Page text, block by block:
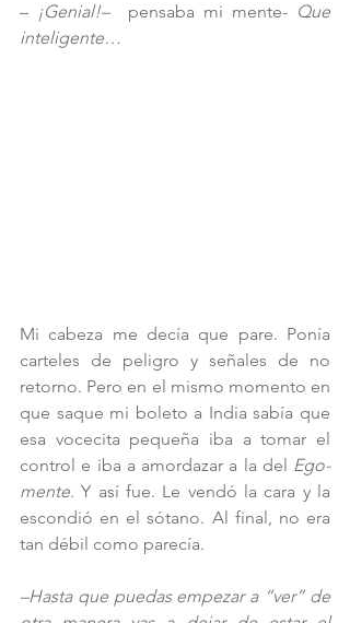
– ¡Genial!– pensaba mi mente- Que
inteligente…
Mi cabeza me decía que pare. Ponía
carteles de peligro y señales de no
retorno. Pero en el mismo momento en
que saque mi boleto a India sabía que
esa vocecita pequeña iba a tomar el
control e iba a amordazar a la del Ego-
mente. Y así fue. Le vendó la cara y la
escondió en el sótano. Al final, no era
tan débil como parecía.
–Hasta que puedas empezar a “ver” de